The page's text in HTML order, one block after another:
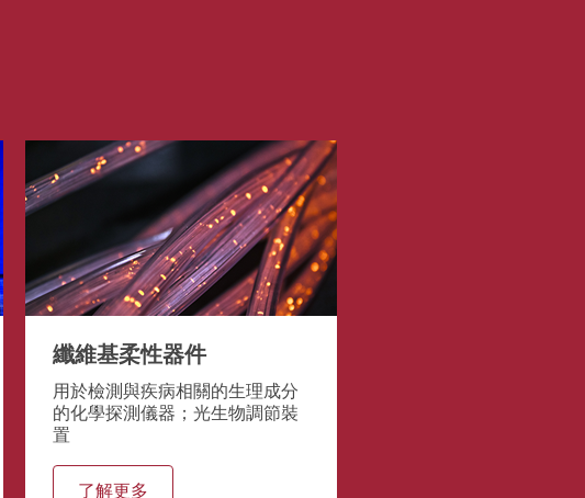
纖維基柔性器件
用於檢測與疾病相關的生理成分
的化學探測儀器；光生物調節裝
置
了解更多